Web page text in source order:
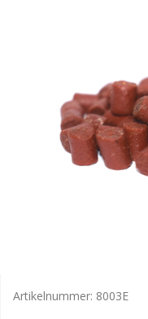
Artikelnummer: 8003E